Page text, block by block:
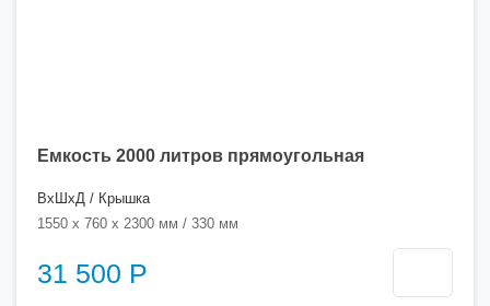
Емкость 2000 литров прямоугольная
ВхШхД / Крышка
1550 x 760 x 2300 мм / 330 мм
31 500 Р